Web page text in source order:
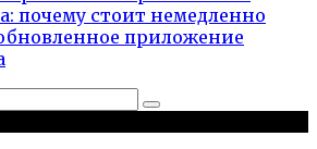
почему стоит немедленно
приложение